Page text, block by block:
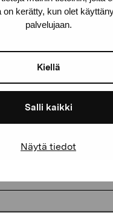
on kerätty, kun olet
palvelujaan.
Kiellä
Salli kaikki
Näytä tiedot
date on our
and events